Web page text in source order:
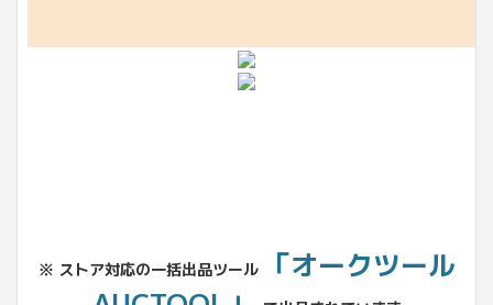
※ ストア対応の一括出品ツール
「オークツール